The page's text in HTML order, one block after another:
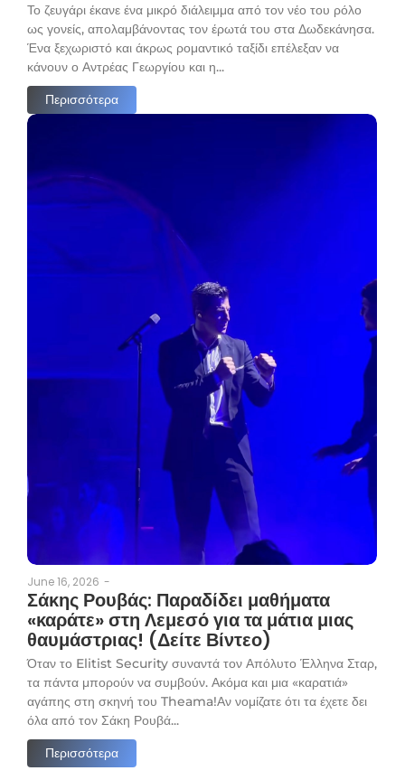
Το ζευγάρι έκανε ένα μικρό διάλειμμα από τον νέο του ρόλο
ως γονείς, απολαμβάνοντας τον έρωτά του στα Δωδεκάνησα.
Ένα ξεχωριστό και άκρως ρομαντικό ταξίδι επέλεξαν να
κάνουν ο Αντρέας Γεωργίου και η...
Περισσότερα
June 16, 2026 -
Σάκης Ρουβάς: Παραδίδει μαθήματα
«καράτε» στη Λεμεσό για τα μάτια μιας
θαυμάστριας! (Δείτε Βίντεο)
Όταν το Elitist Security συναντά τον Απόλυτο Έλληνα Σταρ,
τα πάντα μπορούν να συμβούν. Ακόμα και μια «καρατιά»
αγάπης στη σκηνή του Theama!Αν νομίζατε ότι τα έχετε δει
όλα από τον Σάκη Ρουβά...
Περισσότερα